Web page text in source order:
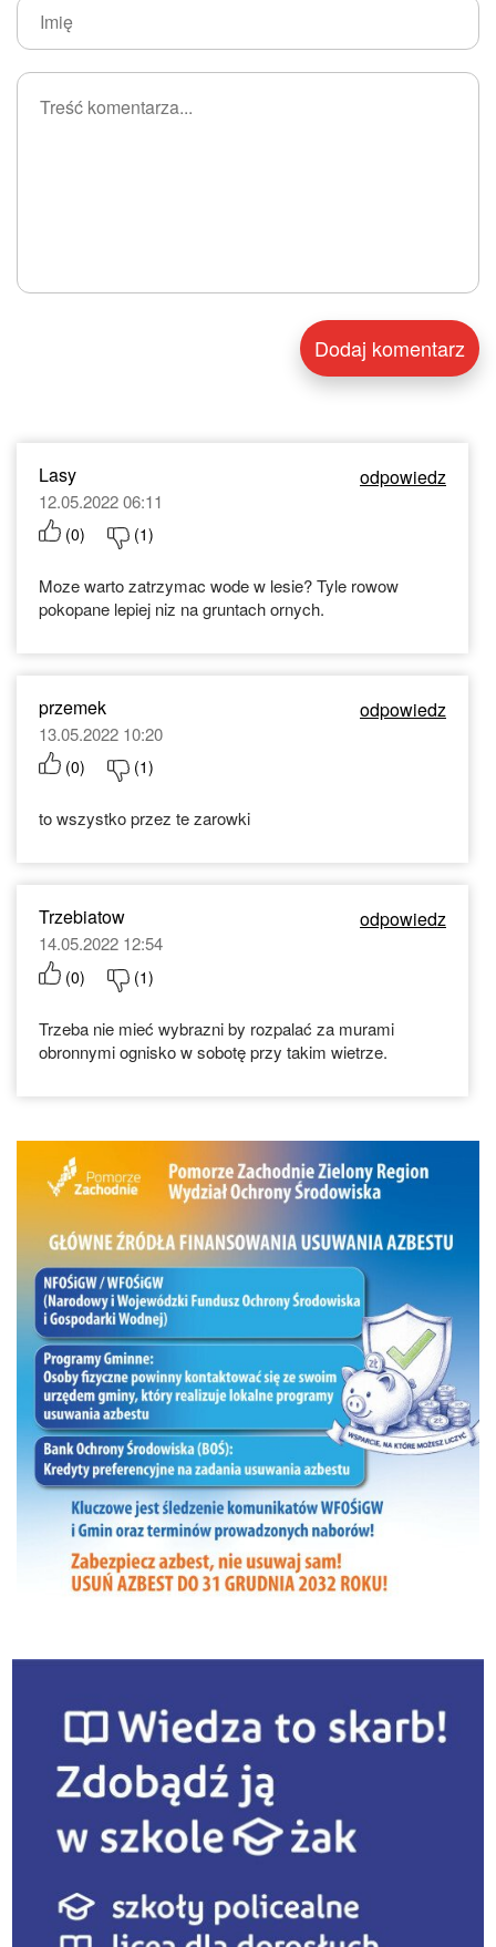
Lasy odpowiedz
12.05.2022 06:11
(0) (1)
Moze warto zatrzymac wode w lesie? Tyle rowow
pokopane lepiej niz na gruntach ornych.
przemek odpowiedz
13.05.2022 10:20
(0) (1)
to wszystko przez te zarowki
Trzebiatow odpowiedz
14.05.2022 12:54
(0) (1)
Trzeba nie mieć wybrazni by rozpalać za murami
obronnymi ognisko w sobotę przy takim wietrze.